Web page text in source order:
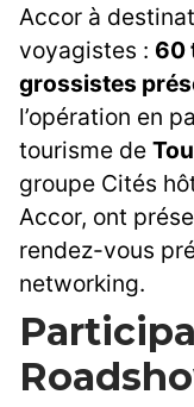
Accor à
voyagistes : 60
grossistes
l’opération en
tourisme de
groupe Cités
Accor, ont
rendez-vous
networking.